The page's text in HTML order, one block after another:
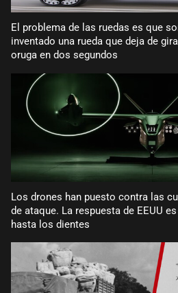
El problema de las ruedas es que
inventado una rueda que deja de
oruga en dos segundos
Los drones han puesto contra las
de ataque. La respuesta de EEUU
hasta los dientes